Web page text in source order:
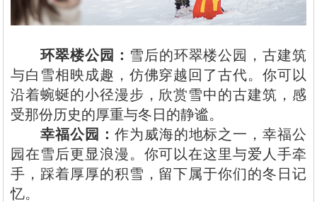
环翠楼公园‌： 雪后的环翠楼公园，古建筑
与白雪相映成趣，仿佛穿越回了古代。你可以
沿着蜿蜒的小径漫步，欣赏雪中的古建筑，感
受那份历史的厚重与冬日的静谧。
幸福公园‌：作为威海的地标之一，幸福公
园在雪后更显浪漫。你可以在这里与爱人手牵
手，踩着厚厚的积雪，留下属于你们的冬日记
忆。